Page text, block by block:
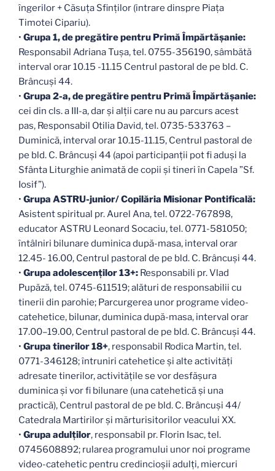
îngerilor + Căsuța Sfinților (intrare dinspre Piața
Timotei Cipariu).
• Grupa 1, de pregătire pentru Primă Împărtăşanie:
Responsabil Adriana Tușa, tel. 0755-356190, sâmbătă
interval orar 10.15 -11.15 Centrul pastoral de pe bld. C.
Brâncuși 44.
• Grupa 2-a, de pregătire pentru Primă Împărtăşanie:
cei din cls. a III-a, dar și alții care nu au parcurs acest
pas, Responsabil Otilia David, tel. 0735-533763 –
Duminică, interval orar 10.15-11.15, Centrul pastoral de
pe bld. C. Brâncuși 44 (apoi participanții pot fi aduși la
Sfânta Liturghie animată de copii și tineri în Capela ”Sf.
Iosif”).
• Grupa ASTRU-junior/ Copilăria Misionar Pontificală:
Asistent spiritual pr. Aurel Ana, tel. 0722-767898,
educator ASTRU Leonard Socaciu, tel. 0771-581050;
întâlniri bilunare duminica după-masa, interval orar
12.45- 16.00, Centrul pastoral de pe bld. C. Brâncuși 44.
• Grupa adolescenților 13+: Responsabili pr. Vlad
Pupăză, tel. 0745-611519; alături de responsabilii cu
tinerii din parohie; Parcurgerea unor programe video-
catehetice, bilunar, duminica după-masa, interval orar
17.00–19.00, Centrul pastoral de pe bld. C. Brâncuși 44.
• Grupa tinerilor 18+, responsabil Rodica Martin, tel.
0771-346128; întruniri catehetice și alte activități
adresate tinerilor, activitățile se vor desfășura
duminica și vor fi bilunare (una catehetică și una
practică), Centrul pastoral de pe bld. C. Brâncuși 44/
Catedrala Martirilor și mărturisitorilor veacului XX.
• Grupa adulților, responsabil pr. Florin Isac, tel.
0745608892; rularea programului unor noi programe
video-catehetic pentru credincioșii adulți, miercuri